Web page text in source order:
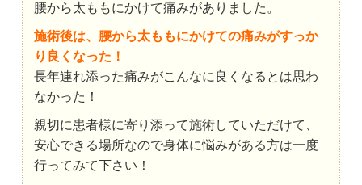
腰から太ももにかけて痛みがありました。
施術後は、腰から太ももにかけての痛みがすっか
り良くなった！
長年連れ添った痛みがこんなに良くなるとは思わ
なかった！
親切に患者様に寄り添って施術していただけて、
安心できる場所なので身体に悩みがある方は一度
行ってみて下さい！